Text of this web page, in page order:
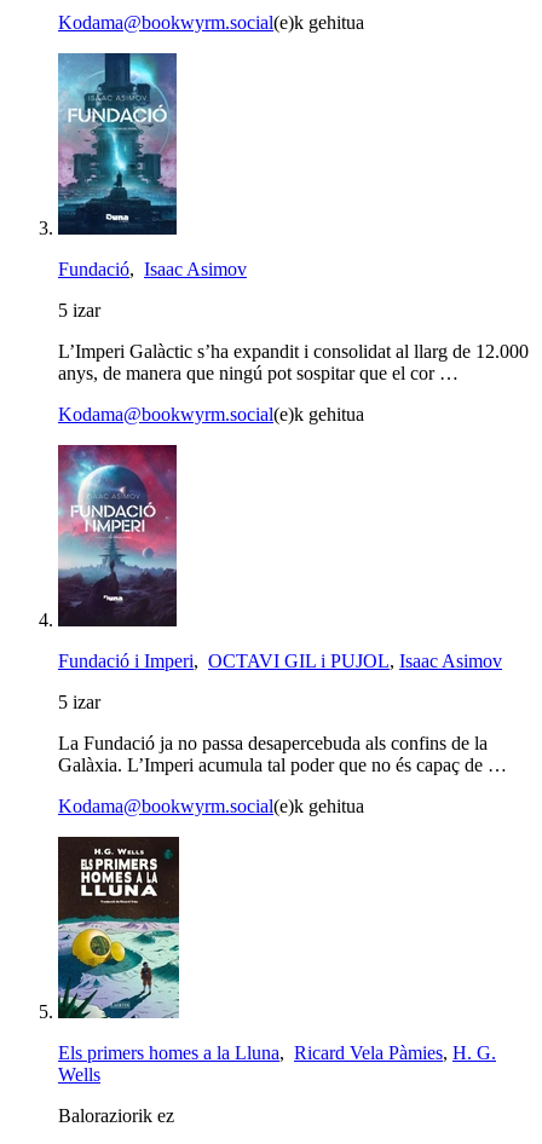
Kodama@bookwyrm.social(e)k gehitua
Fundació, Isaac Asimov
5 izar
L’Imperi Galàctic s’ha expandit i consolidat al llarg de 12.000
anys, de manera que ningú pot sospitar que el cor …
Kodama@bookwyrm.social(e)k gehitua
Fundació i Imperi, OCTAVI GIL i PUJOL, Isaac Asimov
5 izar
La Fundació ja no passa desapercebuda als confins de la
Galàxia. L’Imperi acumula tal poder que no és capaç de …
Kodama@bookwyrm.social(e)k gehitua
Els primers homes a la Lluna, Ricard Vela Pàmies, H. G.
Wells
Baloraziorik ez